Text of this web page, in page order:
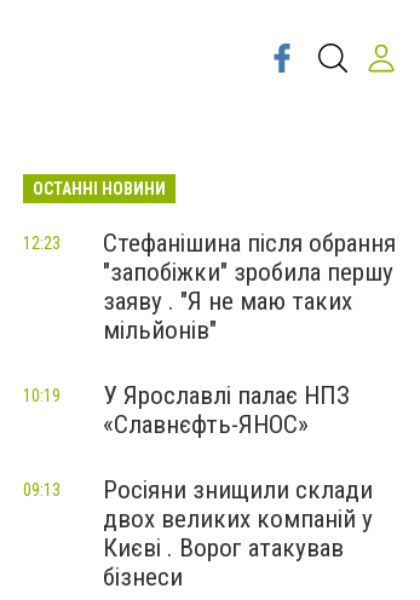
ОСТАННІ НОВИНИ
Стефанішина після обрання
"запобіжки" зробила першу
заяву . "Я не маю таких
мільйонів"
12:23
У Ярославлі палає НПЗ
«Славнєфть-ЯНОС»
10:19
Росіяни знищили склади
двох великих компаній у
Києві . Ворог атакував
бізнеси
09:13